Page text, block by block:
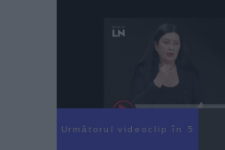
Următorul videoclip în 4